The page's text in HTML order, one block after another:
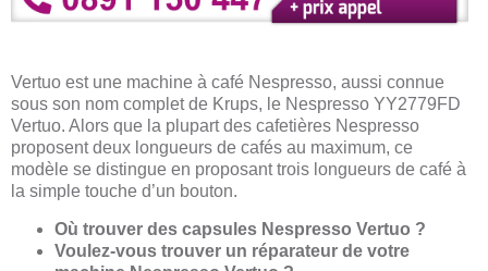
Vertuo est une machine à café Nespresso, aussi connue
sous son nom complet de Krups, le Nespresso YY2779FD
Vertuo. Alors que la plupart des cafetières Nespresso
proposent deux longueurs de cafés au maximum, ce
modèle se distingue en proposant trois longueurs de café à
la simple touche d’un bouton.
Où trouver des capsules Nespresso Vertuo ?
Voulez-vous trouver un réparateur de votre